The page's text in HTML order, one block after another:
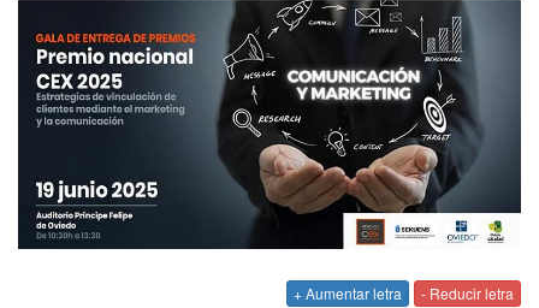
+ Aumentar letra - Reducir letra